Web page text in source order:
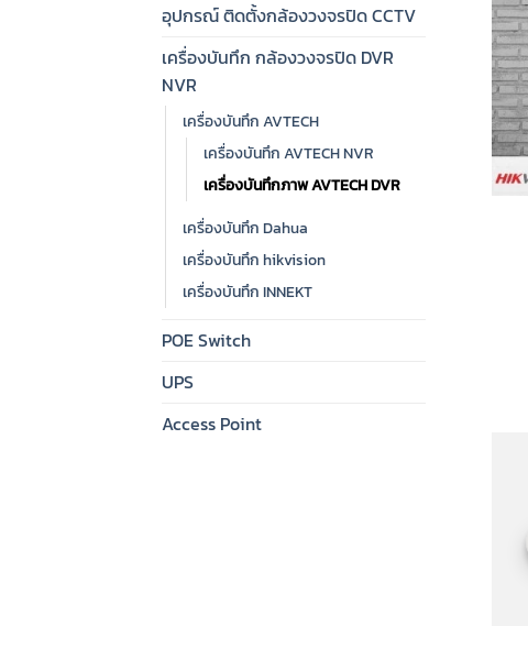
อุปกรณ์ ติดตั้งกล้องวงจรปิด CCTV
เครื่องบันทึก กล้องวงจรปิด DVR
NVR
เครื่องบันทึก AVTECH
เครื่องบันทึก AVTECH NVR
เครื่องบันทึกภาพ AVTECH DVR
เครื่องบันทึก Dahua
เครื่องบันทึก hikvision
เครื่องบันทึก INNEKT
POE Switch
UPS
Access Point